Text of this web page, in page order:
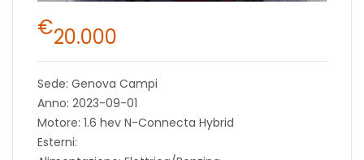
€20.000
Sede: Genova Campi
Anno: 2023-09-01
Motore: 1.6 hev N-Connecta Hybrid
Esterni: